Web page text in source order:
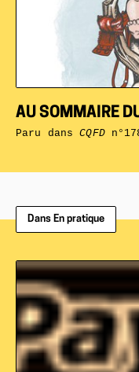
AU SOMMAIRE
Paru dansCQFD
Dans En pratique